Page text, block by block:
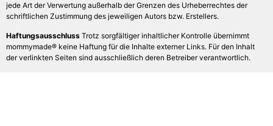
jede Art der Verwertung außerhalb der Grenzen des Urheberrechtes der
schriftlichen Zustimmung des jeweiligen Autors bzw. Erstellers.
Haftungsausschluss Trotz sorgfältiger inhaltlicher Kontrolle übernimmt
mommymade® keine Haftung für die Inhalte externer Links. Für den Inhalt
der verlinkten Seiten sind ausschließlich deren Betreiber verantwortlich.